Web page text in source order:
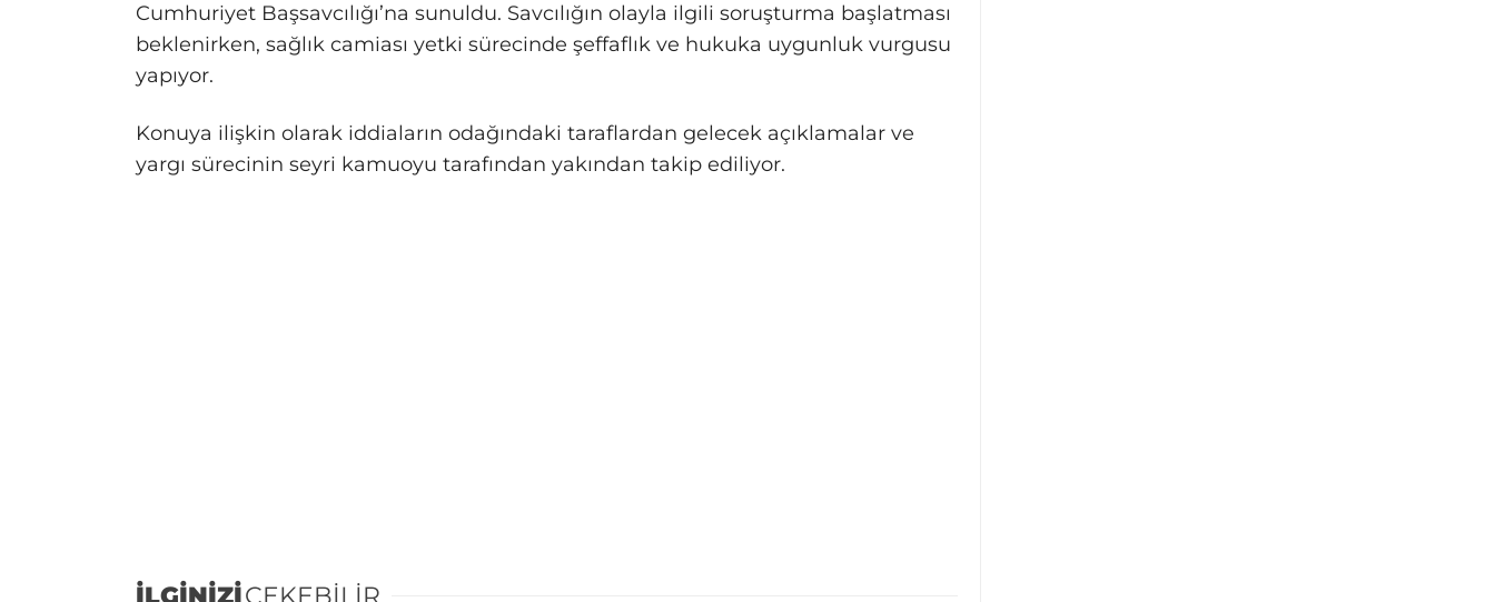
Cumhuriyet Başsavcılığı’na sunuldu. Savcılığın olayla ilgili soruşturma başlatması
beklenirken, sağlık camiası yetki sürecinde şeffaflık ve hukuka uygunluk vurgusu
yapıyor.
Konuya ilişkin olarak iddiaların odağındaki taraflardan gelecek açıklamalar ve
yargı sürecinin seyri kamuoyu tarafından yakından takip ediliyor.